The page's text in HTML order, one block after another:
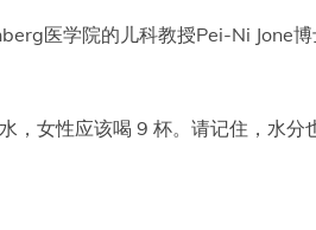
医学院的儿科教授Pei-Ni Jone博
，女性应该喝 9 杯。请记住，水分